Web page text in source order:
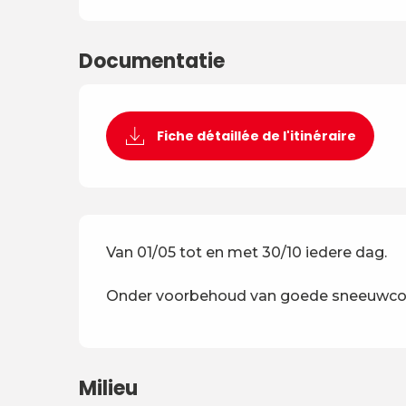
Documentatie
Fiche détaillée de l'itinéraire
Van 01/05 tot en met 30/10 iedere dag.
Onder voorbehoud van goede
Milieu